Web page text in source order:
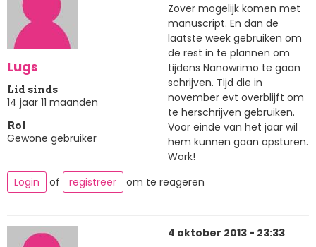
Lugs
Lid sinds
14 jaar 11 maanden
Rol
Gewone gebruiker
Zover mogelijk komen met
manuscript. En dan de
laatste week gebruiken om
de rest in te plannen om
tijdens Nanowrimo te gaan
schrijven. Tijd die in
november evt overblijft om
te herschrijven gebruiken.
Voor einde van het jaar wil
hem kunnen gaan opsturen.
Work!
Login
of registreer om te reageren
4 oktober 2013 - 23:33